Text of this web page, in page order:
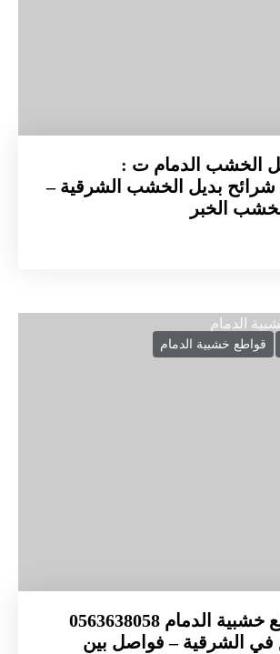
الخشب الدمام ت :
0563638058 شرائح بديل الخشب الشرقية –
الخبر
قواطع خشبية الدمام
تفصيل قواطع خشبية الدمام 0563638058
الشرقية – فواصل بين